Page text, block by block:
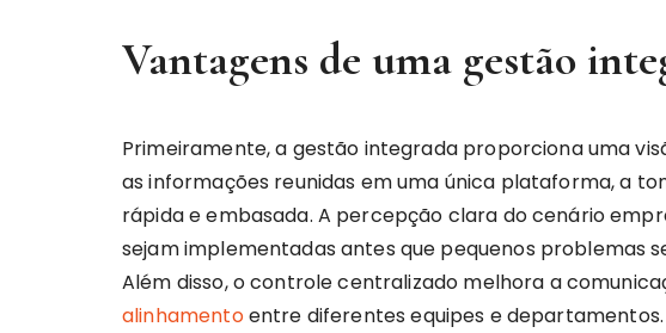
Vantagens de uma gestão
Primeiramente, a gestão integrada proporciona uma
as informações reunidas em uma única plataforma, a
rápida e embasada. A percepção clara do cenário
sejam implementadas antes que pequenos problemas
Além disso, o controle centralizado melhora a
alinhamentoentre diferentes equipes e